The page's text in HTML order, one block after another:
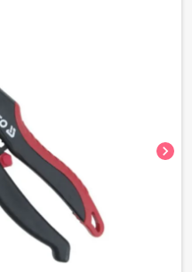
chevron_right